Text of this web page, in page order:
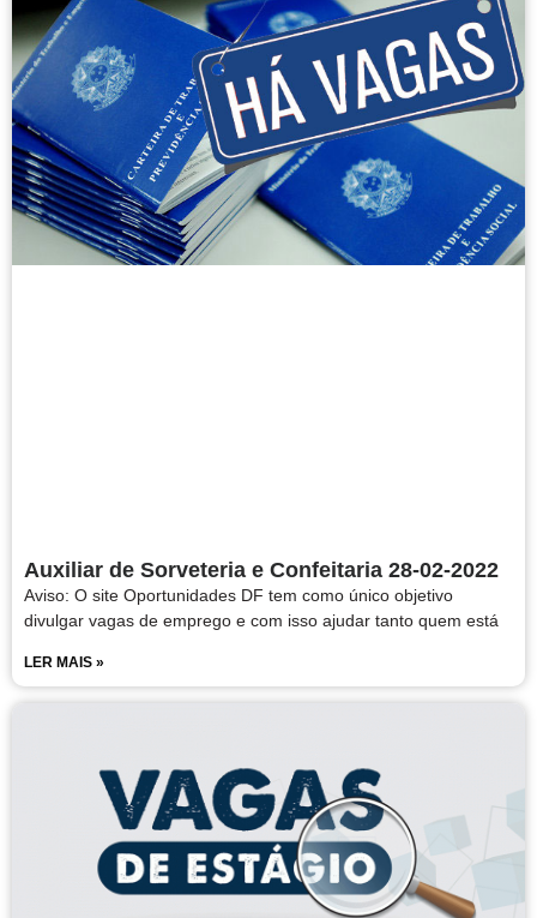
Auxiliar de Sorveteria e Confeitaria 28-02-2022
Aviso: O site Oportunidades DF tem como único objetivo
divulgar vagas de emprego e com isso ajudar tanto quem está
LER MAIS »